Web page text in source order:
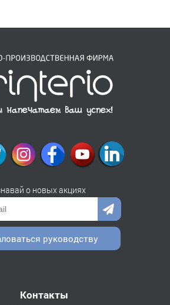
о новых акциях
руководству
Контакты